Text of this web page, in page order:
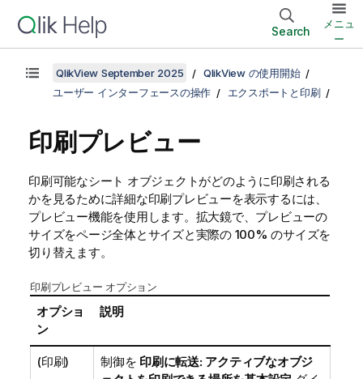
Search
メニュ
ー
QlikView September 2025
QlikView の使用開始
ユーザー インターフェースの操作
エクスポートと印刷
印刷プレビュー
印刷可能なシート オブジェクトがどのように印刷される
かを見るために詳細な印刷プレビューを表示するには、
プレビュー機能を使用します。拡大鏡で、プレビューの
サイズをページ全体とサイズと実際の 100% のサイズを
切り替えます。
印刷プレビュー オプション
オプショ
ン
説明
(印刷) 制御を 印刷に転送: アクティブなオブジ